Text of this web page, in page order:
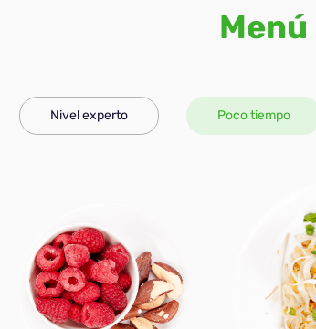
Menú
Nivel experto Poco tiempo